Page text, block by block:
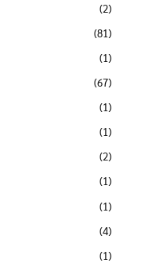
(2)
(81)
(1)
(67)
(1)
(1)
(2)
(1)
(1)
(4)
(1)